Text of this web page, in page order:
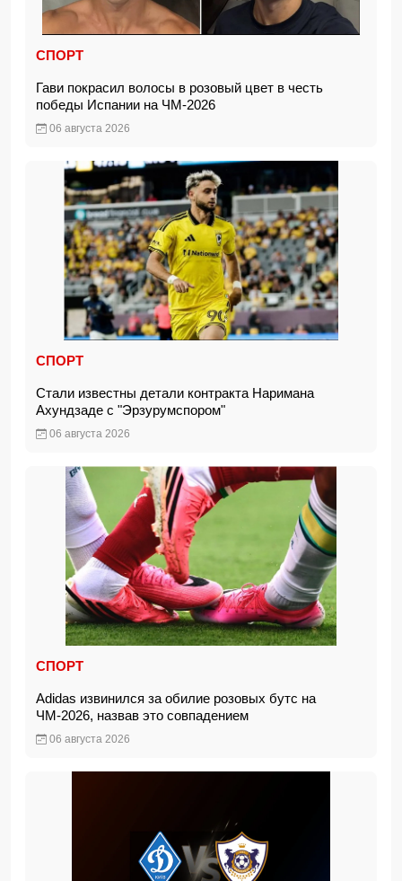
СПОРТ
Гави покрасил волосы в розовый цвет в честь
победы Испании на ЧМ-2026
06 августа 2026
СПОРТ
Стали известны детали контракта Наримана
Ахундзаде с "Эрзурумспором"
06 августа 2026
СПОРТ
Adidas извинился за обилие розовых бутс на
ЧМ-2026, назвав это совпадением
06 августа 2026